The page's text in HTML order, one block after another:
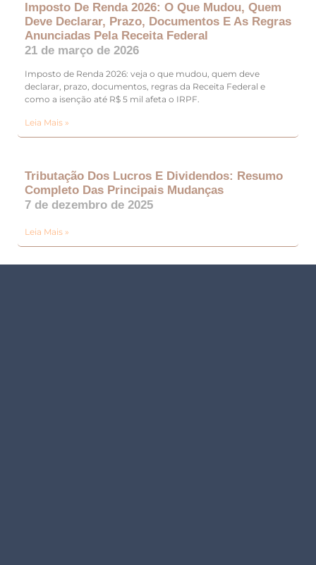
Imposto De Renda 2026: O Que Mudou, Quem
Deve Declarar, Prazo, Documentos E As Regras
Anunciadas Pela Receita Federal
21 de março de 2026
Imposto de Renda 2026: veja o que mudou, quem deve
declarar, prazo, documentos, regras da Receita Federal e
como a isenção até R$ 5 mil afeta o IRPF.
Leia Mais »
Tributação Dos Lucros E Dividendos: Resumo
Completo Das Principais Mudanças
7 de dezembro de 2025
Leia Mais »